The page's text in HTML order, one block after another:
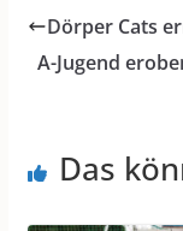
Dörper Cats
A-Jugend
Das